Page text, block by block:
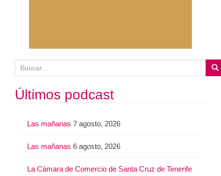
u
s
c
Últimos podcast
Las mañanas 7 agosto, 2026
Las mañanas 6 agosto, 2026
La Cámara de Comercio de Santa Cruz de Tenerife